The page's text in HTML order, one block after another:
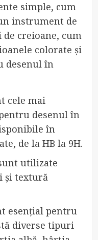
simple, cum
instrument de
creioane, cum
colorate și
desenul în
cele mai
desenul în
în
de la HB la 9H.
utilizate
și textură
esențial pentru
diverse tipuri